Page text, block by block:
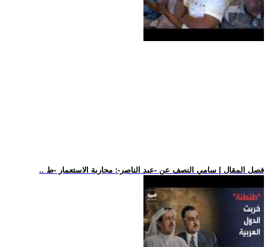
.. فصل المقال | سامي النصف عن -عبد الناصر-: محاربة الاستعمار -ط